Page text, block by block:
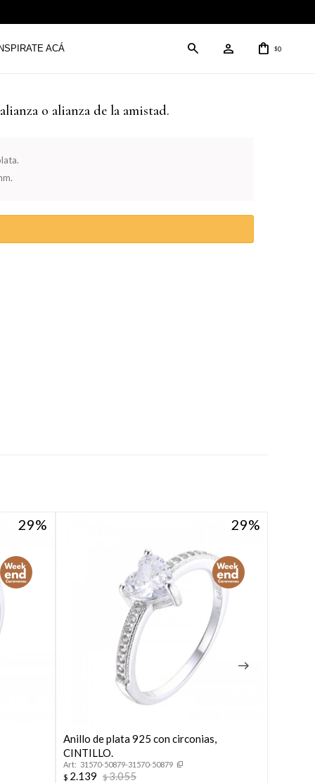
INSPIRATE ACÁ $0
o alianza de la amistad.
29
29 29
29
Anillo de plata 925 con circonias,
CINTILLO.
31570-50879-31570-50879
$ 2.139 $3.055